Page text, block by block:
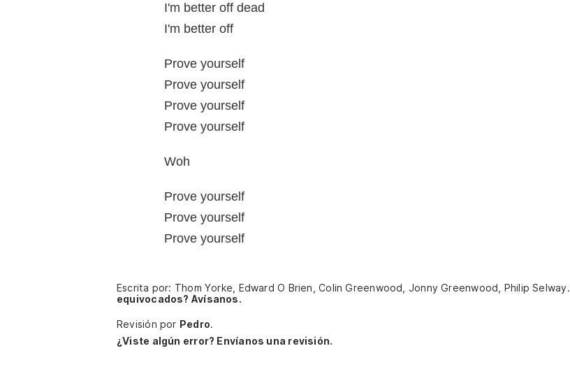
I'm better off dead
I'm better off
Prove yourself
Prove yourself
Prove yourself
Prove yourself
Woh
Prove yourself
Prove yourself
Prove yourself
Escrita por: Thom Yorke, Edward O Brien, Colin Greenwood, Jonny Greenwood, Philip Selway.
equivocados? Avísanos.
Revisión por Pedro.
¿Viste algún error? Envíanos una revisión.